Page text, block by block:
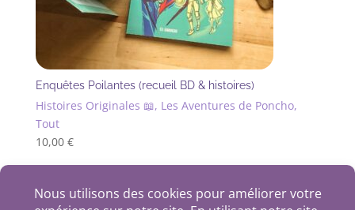
Enquêtes Poilantes (recueil BD & histoires)
Histoires Originales 📖, Les Aventures de Poncho,
Tout
10,00 €
+